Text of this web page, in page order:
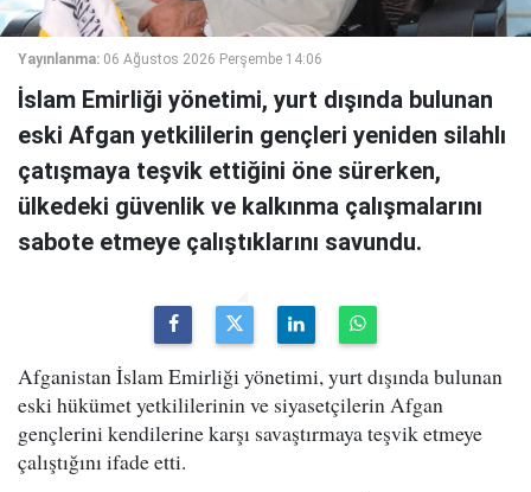
Yayınlanma: 06 Ağustos 2026 Perşembe 14:06
İslam Emirliği yönetimi, yurt dışında bulunan
eski Afgan yetkililerin gençleri yeniden silahlı
çatışmaya teşvik ettiğini öne sürerken,
ülkedeki güvenlik ve kalkınma çalışmalarını
sabote etmeye çalıştıklarını savundu.
Afganistan İslam Emirliği yönetimi, yurt dışında bulunan
eski hükümet yetkililerinin ve siyasetçilerin Afgan
gençlerini kendilerine karşı savaştırmaya teşvik etmeye
çalıştığını ifade etti.